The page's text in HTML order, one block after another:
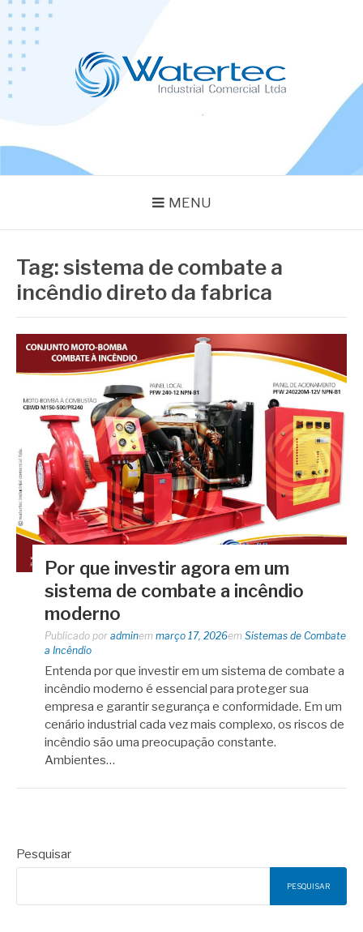
Pular
para
conteúdo
MENU
Tag:sistema de combate a
incêndio direto da fabrica
Por que investir agora em um
sistema de combate a incêndio
moderno
Publicado por adminem março 17, 2026em Sistemas de Combate
a Incêndio
Entenda por que investir em um sistema de combate a
incêndio moderno é essencial para proteger sua
empresa e garantir segurança e conformidade. Em um
cenário industrial cada vez mais complexo, os riscos de
incêndio são uma preocupação constante.
Ambientes…
Pesquisar
PESQUISAR